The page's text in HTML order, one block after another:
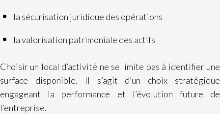
la sécurisation juridique des opérations
la valorisation patrimoniale des actifs
Choisir un local d’activité ne se limite pas à identifier une
surface disponible. Il s’agit d’un choix stratégique
engageant la performance et l’évolution future de
l’entreprise.